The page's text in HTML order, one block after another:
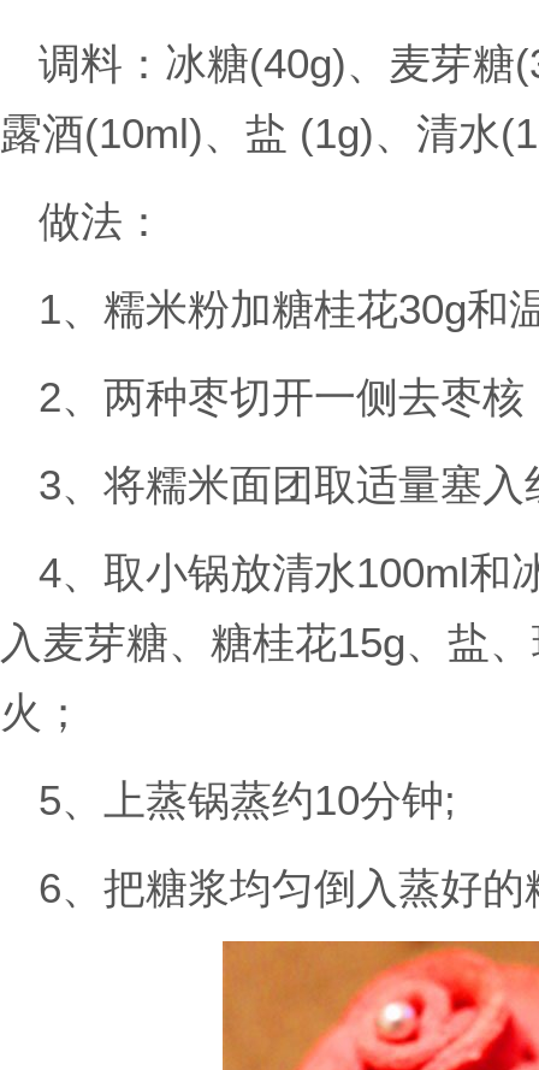
调料：冰糖(40g)、麦芽糖
露酒(10ml)、盐 (1g)、清水
做法：
1、糯米粉加糖桂花30g和
2、两种枣切开一侧去枣核
3、将糯米面团取适量塞入
4、取小锅放清水100ml和
入麦芽糖、糖桂花15g、盐
火；
5、上蒸锅蒸约10分钟;
6、把糖浆均匀倒入蒸好的